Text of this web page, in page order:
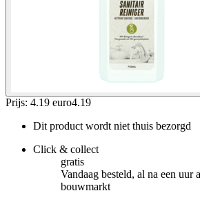
Prijs: 4.19 euro4.19
Dit product wordt niet thuis bezorgd
Click & collect
gratis
Vandaag besteld, al na een uur
bouwmarkt